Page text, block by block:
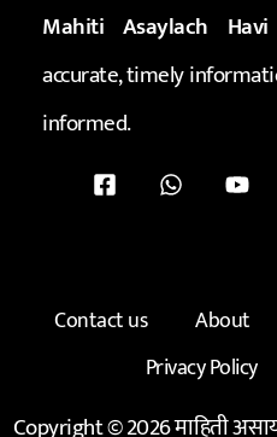
Mahiti Asaylach Havi
accurate, timely
informed.
Contact us About
Privacy Policy
Copyright © 2026 माहिती